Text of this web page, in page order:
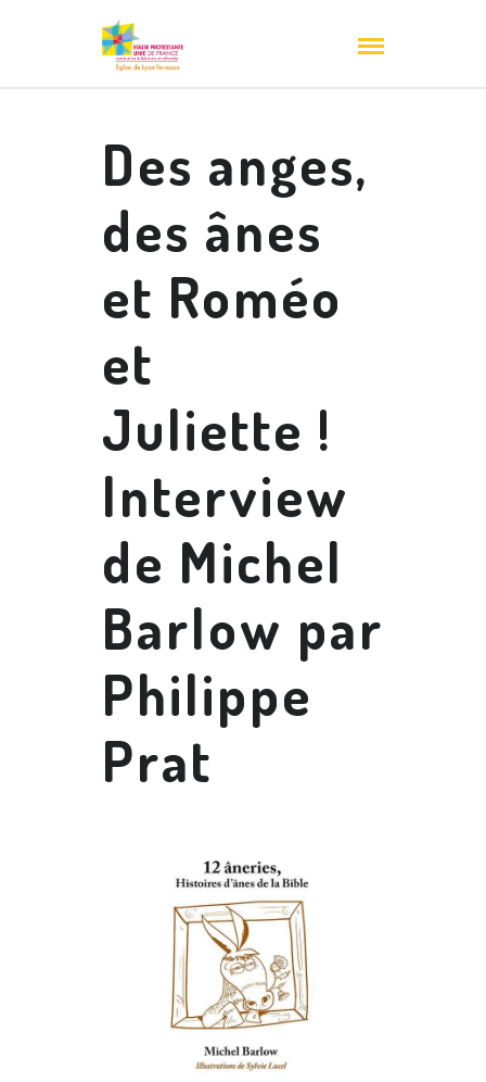
Des anges,
des ânes
et Roméo
et
Juliette !
Interview
de Michel
Barlow par
Philippe
Prat